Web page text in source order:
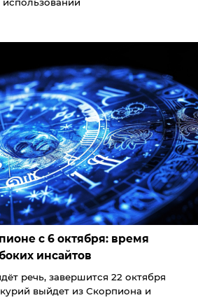
с 6 октября: время
инсайтов
речь, завершится 22 октября
выйдет из Скорпиона и